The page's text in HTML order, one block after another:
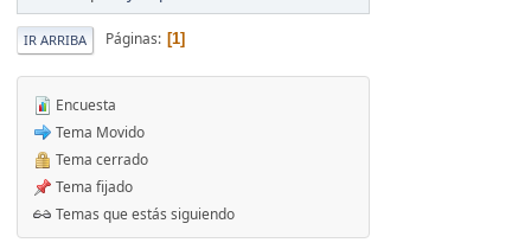
IR ARRIBA Páginas 1
Encuesta
Tema Movido
Tema cerrado
Tema fijado
Temas que estás siguiendo